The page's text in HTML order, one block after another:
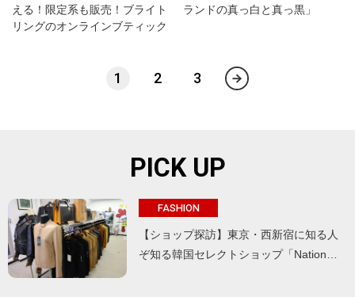
える！限定系も販売！ブライト
リングのオンラインブティック
ランドの真っ白と真っ黒」
1 2 3
PICK UP
FASHION
【ショップ探訪】東京・西新宿に知る人
ぞ知る韓国セレクトショップ「Nation…